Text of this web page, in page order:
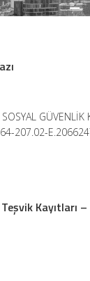
SOSYAL
207.02-
Kayıtları –